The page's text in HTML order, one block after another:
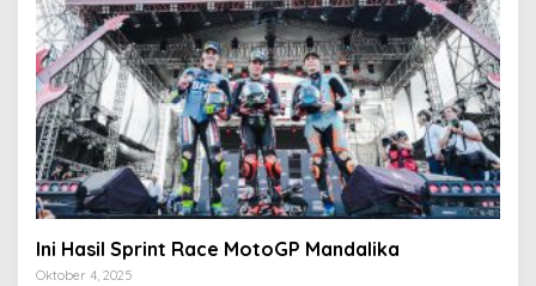
Ini Hasil Sprint Race MotoGP Mandalika
Oktober 4, 2025